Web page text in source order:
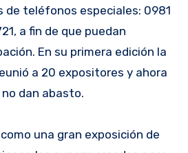
de teléfonos especiales: 0981
a fin de que puedan
En su primera edición la
a 20 expositores y ahora
dan abasto.
como una gran exposición de